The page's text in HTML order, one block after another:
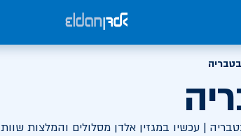
| עכשיו במגזין אלדן מסלולים והמלצות שוות